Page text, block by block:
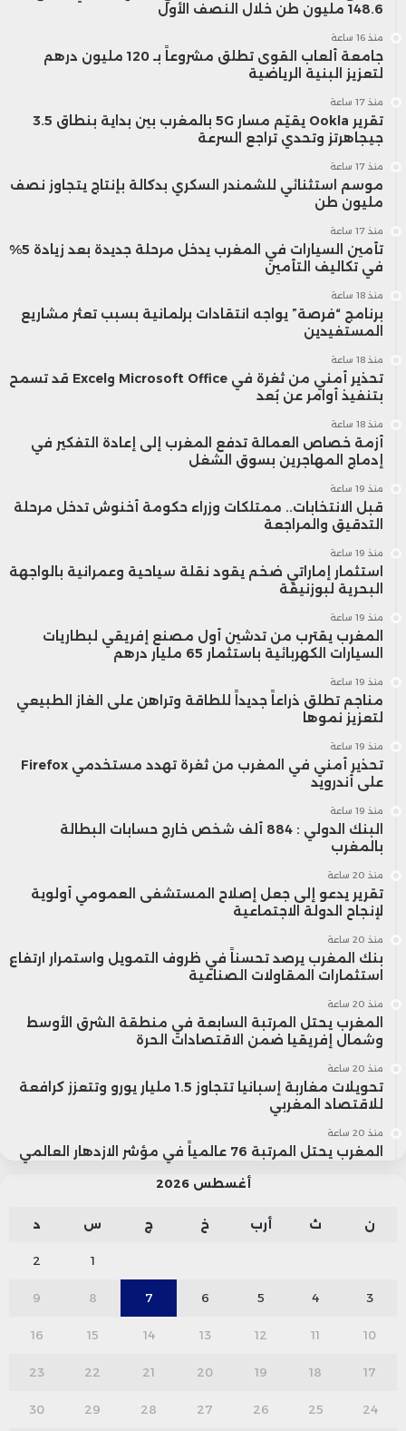
148.6 مليون طن خلال النصف الأول
منذ 16 ساعة
جامعة ألعاب القوى تطلق مشروعاً بـ 120 مليون درهم
لتعزيز البنية الرياضية
منذ 17 ساعة
تقرير Ookla يقيّم مسار 5G بالمغرب بين بداية بنطاق 3.5
جيجاهرتز وتحدي تراجع السرعة
منذ 17 ساعة
موسم استثنائي للشمندر السكري بدكالة بإنتاج يتجاوز نصف
مليون طن
منذ 17 ساعة
تأمين السيارات في المغرب يدخل مرحلة جديدة بعد زيادة 5%
في تكاليف التأمين
منذ 18 ساعة
برنامج “فرصة” يواجه انتقادات برلمانية بسبب تعثر مشاريع
المستفيدين
منذ 18 ساعة
تحذير أمني من ثغرة في Microsoft Office وExcel قد تسمح
بتنفيذ أوامر عن بُعد
منذ 18 ساعة
أزمة خصاص العمالة تدفع المغرب إلى إعادة التفكير في
إدماج المهاجرين بسوق الشغل
منذ 19 ساعة
قبل الانتخابات.. ممتلكات وزراء حكومة أخنوش تدخل مرحلة
التدقيق والمراجعة
منذ 19 ساعة
استثمار إماراتي ضخم يقود نقلة سياحية وعمرانية بالواجهة
البحرية لبوزنيقة
منذ 19 ساعة
المغرب يقترب من تدشين أول مصنع إفريقي لبطاريات
السيارات الكهربائية باستثمار 65 مليار درهم
منذ 19 ساعة
مناجم تطلق ذراعاً جديداً للطاقة وتراهن على الغاز الطبيعي
لتعزيز نموها
منذ 19 ساعة
تحذير أمني في المغرب من ثغرة تهدد مستخدمي Firefox
على أندرويد
منذ 19 ساعة
البنك الدولي : 884 ألف شخص خارج حسابات البطالة
بالمغرب
منذ 20 ساعة
تقرير يدعو إلى جعل إصلاح المستشفى العمومي أولوية
لإنجاح الدولة الاجتماعية
منذ 20 ساعة
بنك المغرب يرصد تحسناً في ظروف التمويل واستمرار ارتفاع
استثمارات المقاولات الصناعية
منذ 20 ساعة
المغرب يحتل المرتبة السابعة في منطقة الشرق الأوسط
وشمال إفريقيا ضمن الاقتصادات الحرة
منذ 20 ساعة
تحويلات مغاربة إسبانيا تتجاوز 1.5 مليار يورو وتتعزز كرافعة
للاقتصاد المغربي
منذ 20 ساعة
المغرب يحتل المرتبة 76 عالمياً في مؤشر الازدهار العالمي
أغسطس 2026
ن ث أرب خ ج س د
1
2
3
4
5
6
7
8
9
10
11
12
13
14
15
16
17
18
19
20
21
22
23
24
25
26
27
28
29
30